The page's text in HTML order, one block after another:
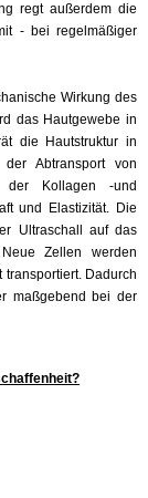
regt außerdem die
- bei regelmäßiger
Wirkung des
das Hautgewebe in
die Hautstruktur in
Abtransport von
der Kollagen -und
und Elastizität. Die
Ultraschall auf das
Zellen werden
Dadurch
maßgebend bei der